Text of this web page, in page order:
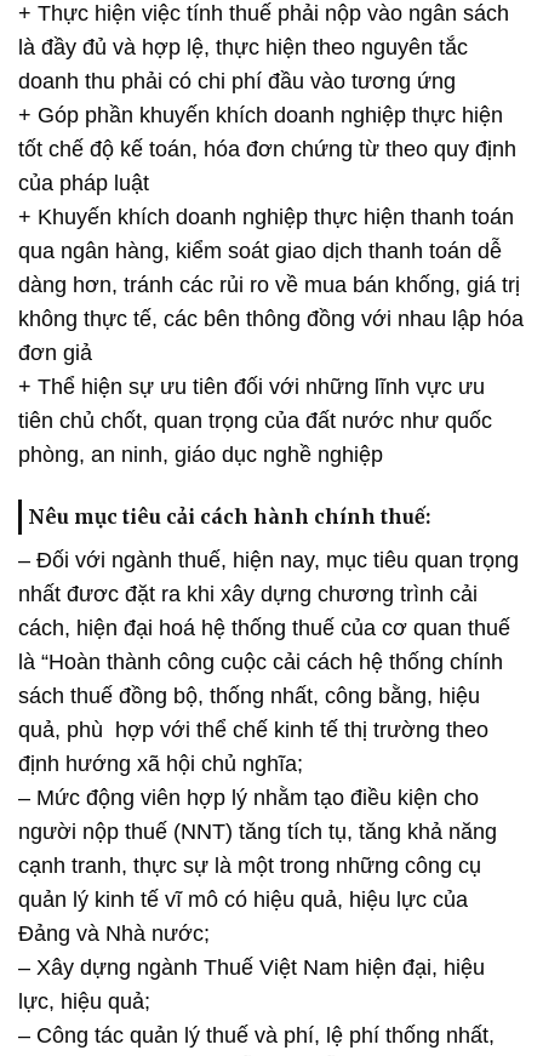
+ Thực hiện việc tính thuế phải nộp vào ngân sách
là đầy đủ và hợp lệ, thực hiện theo nguyên tắc
doanh thu phải có chi phí đầu vào tương ứng
+ Góp phần khuyến khích doanh nghiệp thực hiện
tốt chế độ kế toán, hóa đơn chứng từ theo quy định
của pháp luật
+ Khuyến khích doanh nghiệp thực hiện thanh toán
qua ngân hàng, kiểm soát giao dịch thanh toán dễ
dàng hơn, tránh các rủi ro về mua bán khống, giá trị
không thực tế, các bên thông đồng với nhau lập hóa
đơn giả
+ Thể hiện sự ưu tiên đối với những lĩnh vực ưu
tiên chủ chốt, quan trọng của đất nước như quốc
phòng, an ninh, giáo dục nghề nghiệp
Nêu mục tiêu cải cách hành chính thuế:
– Đối với ngành thuế, hiện nay, mục tiêu quan trọng
nhất đươc đặt ra khi xây dựng chương trình cải
cách, hiện đại hoá hệ thống thuế của cơ quan thuế
là “Hoàn thành công cuộc cải cách hệ thống chính
sách thuế đồng bộ, thống nhất, công bằng, hiệu
quả, phù hợp với thể chế kinh tế thị trường theo
định hướng xã hội chủ nghĩa;
– Mức động viên hợp lý nhằm tạo điều kiện cho
người nộp thuế (NNT) tăng tích tụ, tăng khả năng
cạnh tranh, thực sự là một trong những công cụ
quản lý kinh tế vĩ mô có hiệu quả, hiệu lực của
Đảng và Nhà nước;
– Xây dựng ngành Thuế Việt Nam hiện đại, hiệu
lực, hiệu quả;
– Công tác quản lý thuế và phí, lệ phí thống nhất,